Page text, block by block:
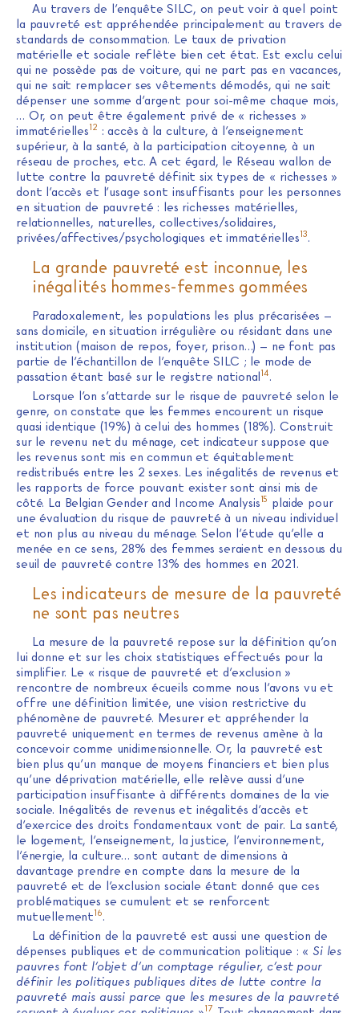
Au travers de l’enquête SILC, on peut voir à quel point
la pauvreté est appréhendée principalement au travers de
standards de consommation. Le taux de privation
matérielle et sociale reflète bien cet état. Est exclu celui
qui ne possède pas de voiture, qui ne part pas en vacances,
qui ne sait remplacer ses vêtements démodés, qui ne sait
dépenser une somme d’argent pour soi-même chaque mois,
… Or, on peut être également privé de « richesses »
immatérielles12 : accès à la culture, à l’enseignement
supérieur, à la santé, à la participation citoyenne, à un
réseau de proches, etc. A cet égard, le Réseau wallon de
lutte contre la pauvreté définit six types de « richesses »
dont l’accès et l’usage sont insuffisants pour les personnes
en situation de pauvreté : les richesses matérielles,
relationnelles, naturelles, collectives/solidaires,
privées/affectives/psychologiques et immatérielles13.
La grande pauvreté est inconnue, les
inégalités hommes-femmes gommées
Paradoxalement, les populations les plus précarisées –
sans domicile, en situation irrégulière ou résidant dans une
institution (maison de repos, foyer, prison…) – ne font pas
partie de l’échantillon de l’enquête SILC ; le mode de
passation étant basé sur le registre national14.
Lorsque l’on s’attarde sur le risque de pauvreté selon le
genre, on constate que les femmes encourent un risque
quasi identique (19%) à celui des hommes (18%). Construit
sur le revenu net du ménage, cet indicateur suppose que
les revenus sont mis en commun et équitablement
redistribués entre les 2 sexes. Les inégalités de revenus et
les rapports de force pouvant exister sont ainsi mis de
côté. La Belgian Gender and Income Analysis15 plaide pour
une évaluation du risque de pauvreté à un niveau individuel
et non plus au niveau du ménage. Selon l’étude qu’elle a
menée en ce sens, 28% des femmes seraient en dessous du
seuil de pauvreté contre 13% des hommes en 2021.
Les indicateurs de mesure de la pauvreté
ne sont pas neutres
La mesure de la pauvreté repose sur la définition qu’on
lui donne et sur les choix statistiques effectués pour la
simplifier. Le « risque de pauvreté et d’exclusion »
rencontre de nombreux écueils comme nous l’avons vu et
offre une définition limitée, une vision restrictive du
phénomène de pauvreté. Mesurer et appréhender la
pauvreté uniquement en termes de revenus amène à la
concevoir comme unidimensionnelle. Or, la pauvreté est
bien plus qu’un manque de moyens financiers et bien plus
qu’une déprivation matérielle, elle relève aussi d’une
participation insuffisante à différents domaines de la vie
sociale. Inégalités de revenus et inégalités d’accès et
d’exercice des droits fondamentaux vont de pair. La santé,
le logement, l’enseignement, la justice, l’environnement,
l’énergie, la culture… sont autant de dimensions à
davantage prendre en compte dans la mesure de la
pauvreté et de l’exclusion sociale étant donné que ces
problématiques se cumulent et se renforcent
mutuellement16.
La définition de la pauvreté est aussi une question de
dépenses publiques et de communication politique : « Si les
pauvres font l’objet d’un comptage régulier, c’est pour
définir les politiques publiques dites de lutte contre la
pauvreté mais aussi parce que les mesures de la pauvreté
17